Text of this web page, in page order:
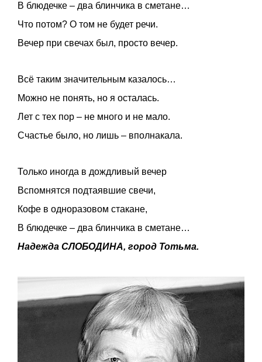
В блюдечке – два блинчика в сметане…
Что потом? О том не будет речи.
Вечер при свечах был, просто вечер.
Всё таким значительным казалось…
Можно не понять, но я осталась.
Лет с тех пор – не много и не мало.
Счастье было, но лишь – вполнакала.
Только иногда в дождливый вечер
Вспомнятся подтаявшие свечи,
Кофе в одноразовом стакане,
В блюдечке – два блинчика в сметане…
Надежда СЛОБОДИНА, город Тотьма.